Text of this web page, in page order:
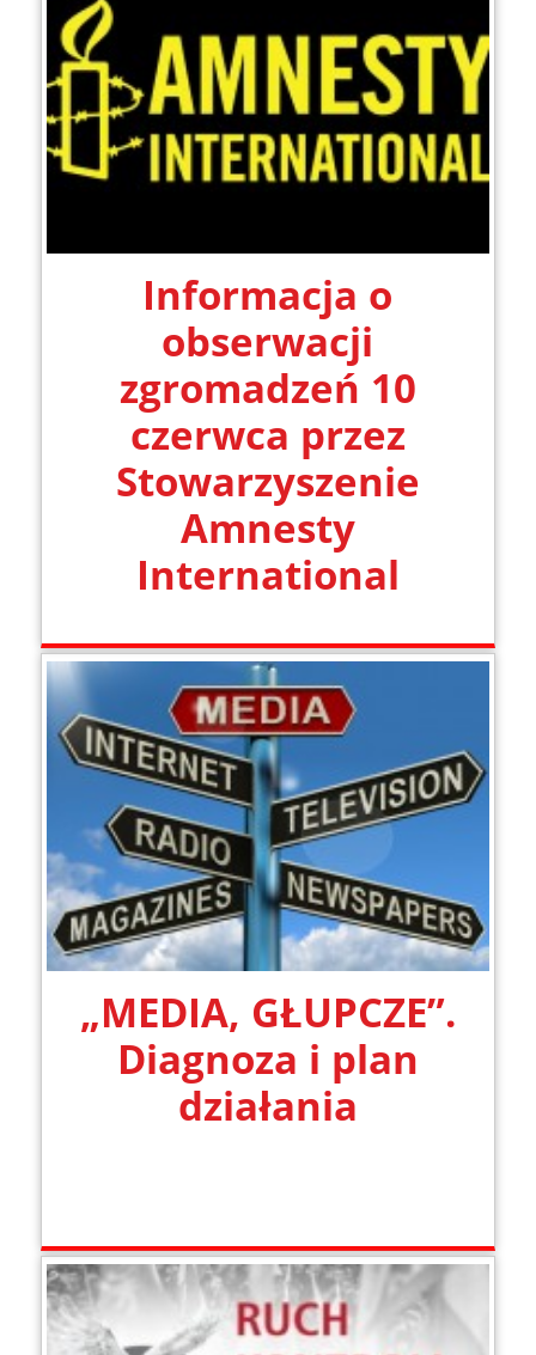
Informacja o
obserwacji
zgromadzeń 10
czerwca przez
Stowarzyszenie
Amnesty
International
„MEDIA, GŁUPCZE”.
Diagnoza i plan
działania